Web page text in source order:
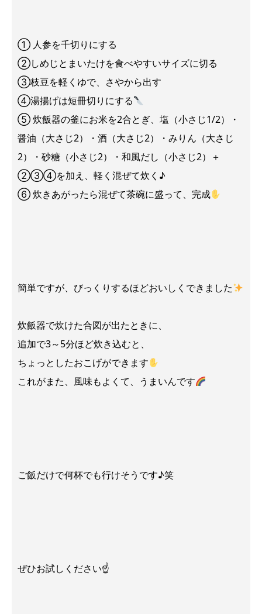
① 人参を千切りにする
②しめじとまいたけを食べやすいサイズに切る
③枝豆を軽くゆで、さやから出す
④湯揚げは短冊切りにする
⑤ 炊飯器の釜にお米を2合とぎ、塩（小さじ1/2）・
醤油（大さじ2）・酒（大さじ2）・みりん（大さじ
2）・砂糖（小さじ2）・和風だし（小さじ2）＋
②③④を加え、軽く混ぜて炊く♪
⑥ 炊きあがったら混ぜて茶碗に盛って、完成
簡単ですが、びっくりするほどおいしくできました
炊飯器で炊けた合図が出たときに、
追加で3～5分ほど炊き込むと、
ちょっとしたおこげができます
これがまた、風味もよくて、うまいんです
ご飯だけで何杯でも行けそうです♪笑
ぜひお試しください☝